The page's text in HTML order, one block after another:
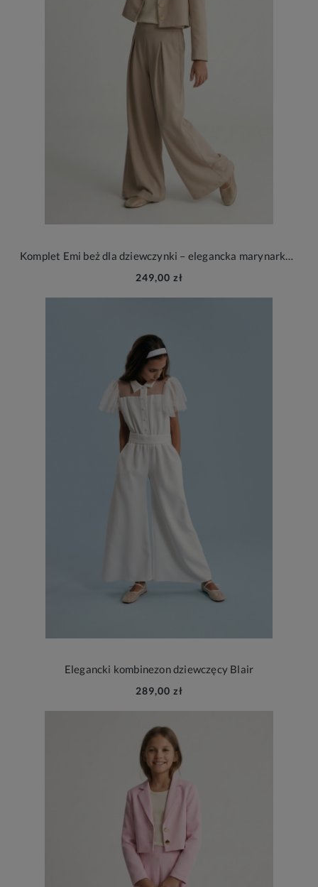
Komplet Emi beż dla dziewczynki – elegancka marynarka i spodnie na wesele i wyjątkowe okazje
249,00 zł
Elegancki kombinezon dziewczęcy Blair
289,00 zł